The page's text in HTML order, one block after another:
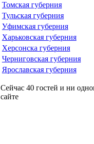
Томская губерния
Тульская губерния
Уфимская губерния
Харьковская губерния
Херсонска губерния
Черниговская губерния
Ярославская губерния
Сейчас 40 гостей и ни
сайте